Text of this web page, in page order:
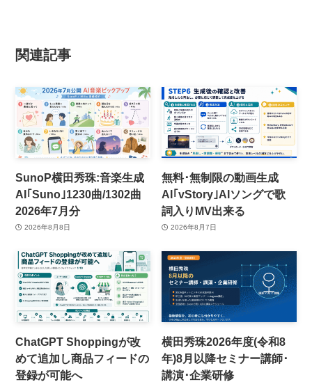
関連記事
SunoP横田秀珠:音楽生成
AI｢Suno｣1230曲/1302曲
2026年7月分
2026年8月8日
無料･無制限の動画生成
AI｢vStory｣AIソングで歌
詞入りMV出来る
2026年8月7日
ChatGPT Shoppingが改
めて追加し商品フィードの
登録が可能へ
横田秀珠2026年度(令和8
年)8月以降セミナー講師･
講演･企業研修